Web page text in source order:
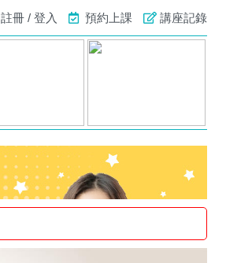
註冊 / 登入 預約上課 講座記錄